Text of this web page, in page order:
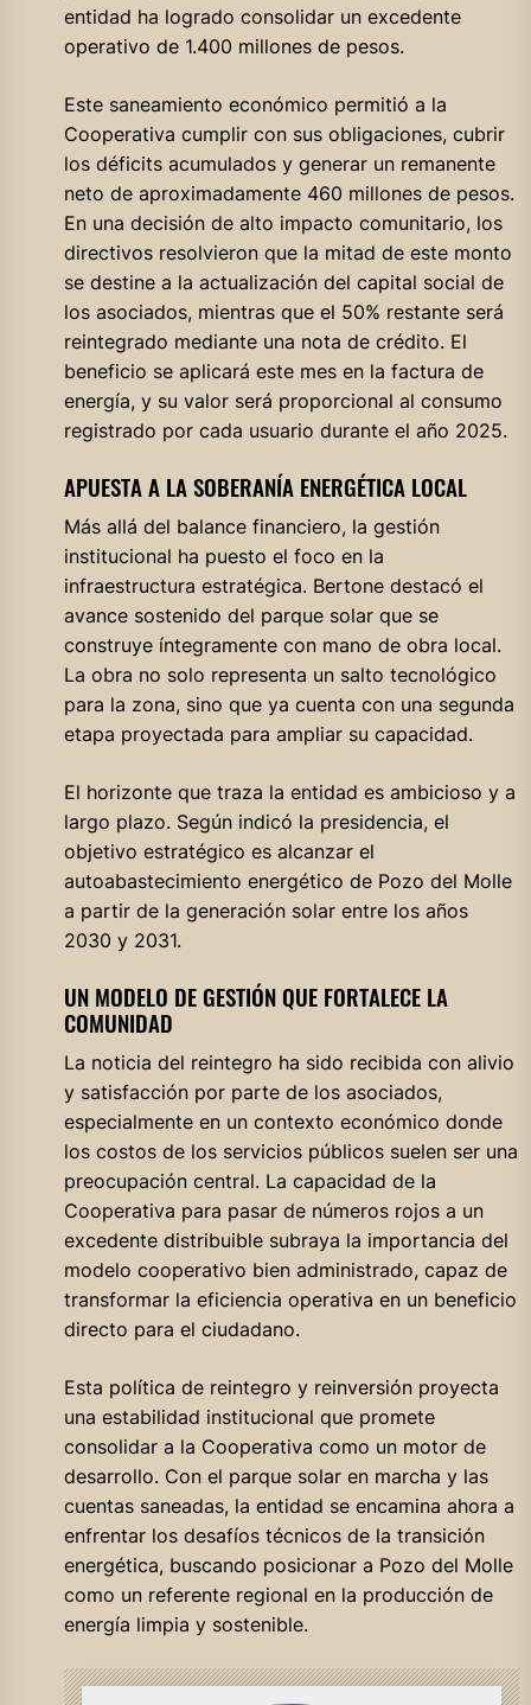
entidad ha logrado consolidar un excedente
operativo de 1.400 millones de pesos.
Este saneamiento económico permitió a la
Cooperativa cumplir con sus obligaciones, cubrir
los déficits acumulados y generar un remanente
neto de aproximadamente 460 millones de pesos.
En una decisión de alto impacto comunitario, los
directivos resolvieron que la mitad de este monto
se destine a la actualización del capital social de
los asociados, mientras que el 50% restante será
reintegrado mediante una nota de crédito. El
beneficio se aplicará este mes en la factura de
energía, y su valor será proporcional al consumo
registrado por cada usuario durante el año 2025.
APUESTA A LA SOBERANÍA ENERGÉTICA LOCAL
Más allá del balance financiero, la gestión
institucional ha puesto el foco en la
infraestructura estratégica. Bertone destacó el
avance sostenido del parque solar que se
construye íntegramente con mano de obra local.
La obra no solo representa un salto tecnológico
para la zona, sino que ya cuenta con una segunda
etapa proyectada para ampliar su capacidad.
El horizonte que traza la entidad es ambicioso y a
largo plazo. Según indicó la presidencia, el
objetivo estratégico es alcanzar el
autoabastecimiento energético de Pozo del Molle
a partir de la generación solar entre los años
2030 y 2031.
UN MODELO DE GESTIÓN QUE FORTALECE LA
COMUNIDAD
La noticia del reintegro ha sido recibida con alivio
y satisfacción por parte de los asociados,
especialmente en un contexto económico donde
los costos de los servicios públicos suelen ser una
preocupación central. La capacidad de la
Cooperativa para pasar de números rojos a un
excedente distribuible subraya la importancia del
modelo cooperativo bien administrado, capaz de
transformar la eficiencia operativa en un beneficio
directo para el ciudadano.
Esta política de reintegro y reinversión proyecta
una estabilidad institucional que promete
consolidar a la Cooperativa como un motor de
desarrollo. Con el parque solar en marcha y las
cuentas saneadas, la entidad se encamina ahora a
enfrentar los desafíos técnicos de la transición
energética, buscando posicionar a Pozo del Molle
como un referente regional en la producción de
energía limpia y sostenible.